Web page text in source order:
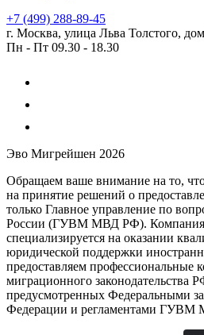
+7 (499) 288-89-45
г. Москва, улица Льва Толстого,
Пн - Пт 09.30 - 18.30
Эво Мигрейшен 2026
Обращаем ваше внимание на то,
на принятие решений о
только Главное управление по
России (ГУВМ МВД РФ).
специализируется на оказании
юридической поддержки
предоставляем профессиональные
миграционного законодательства
предусмотренных Федеральными
Федерации и регламентами ГУВМ